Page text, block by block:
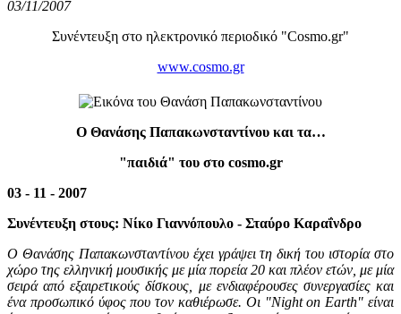
03/11/2007
Συνέντευξη στο ηλεκτρονικό περιοδικό "Cosmo.gr"
www.cosmo.gr
Ο Θανάσης Παπακωνσταντίνου και τα…
"παιδιά" του στο cosmo.gr
03 - 11 - 2007
Συνέντευξη στους: Νίκο Γιαννόπουλο - Σταύρο Καραΐνδρο
Ο Θανάσης Παπακωνσταντίνου έχει γράψει τη δική του ιστορία στο
χώρο της ελληνική μουσικής με μία πορεία 20 και πλέον ετών, με μία
σειρά από εξαιρετικούς δίσκους, με ενδιαφέρουσες συνεργασίες και
ένα προσωπικό ύφος που τον καθιέρωσε. Οι "Night on Earth" είναι